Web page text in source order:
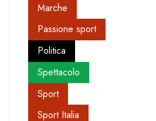
Marche
Passione sport
Politica
Spettacolo
Sport
Sport Italia